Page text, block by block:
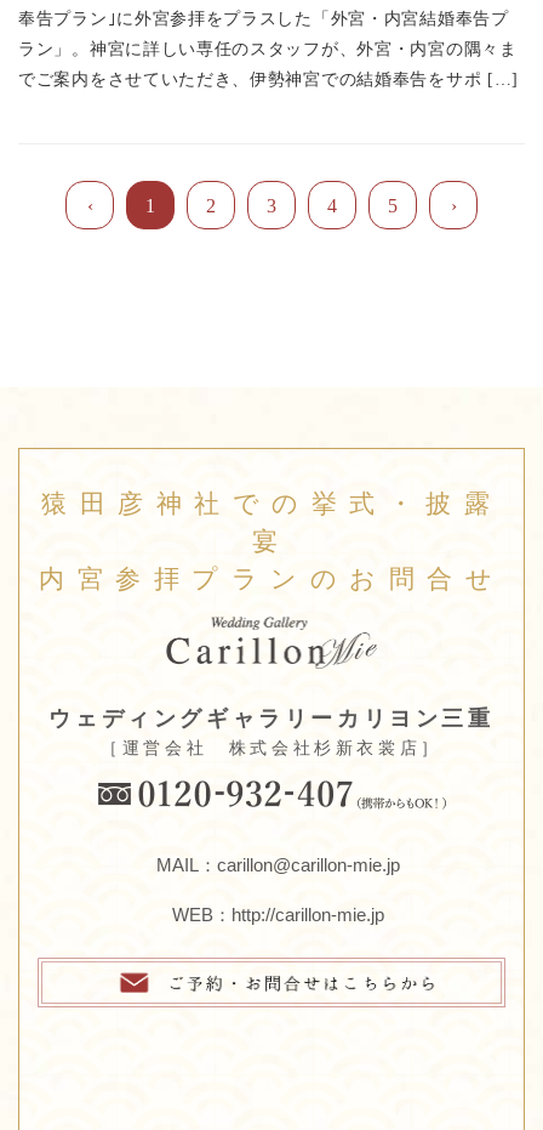
奉告プラン｣に外宮参拝をプラスした「外宮・内宮結婚奉告プ
ラン」。神宮に詳しい専任のスタッフが、外宮・内宮の隅々ま
でご案内をさせていただき、伊勢神宮での結婚奉告をサポ […]
1 2 3 4 5
猿田彦神社での挙式・披露
宴
内宮参拝プランのお問合せ
ウェディングギャラリーカリヨン三重
［運営会社 株式会社杉新衣裳店］
MAIL：carillon@carillon-mie.jp
WEB： http://carillon-mie.jp